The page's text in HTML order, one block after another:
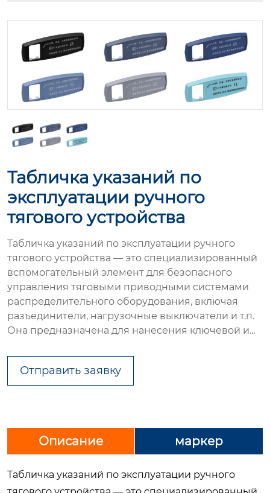
Табличка указаний по
эксплуатации ручного
тягового устройства
Табличка указаний по эксплуатации ручного
тягового устройства — это специализированный
вспомогательный элемент для безопасного
управления тяговыми приводными системами
распределительного оборудования, включая
разъединители, нагрузочные выключатели и т.п.
Она предназначена для нанесения ключевой и...
Отправить заявку
Описание маркер
Табличка указаний по эксплуатации ручного